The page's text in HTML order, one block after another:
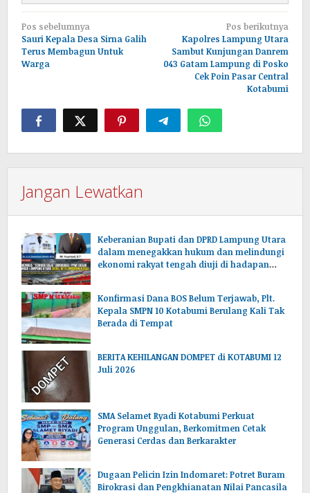
Navigasi
pos
Pos sebelumnya
Sauri Kepala Desa Sirna Galih
Terus Membagun Untuk
Warga
Pos berikutnya
Kapolres Lampung Utara
Sambut Kunjungan Danrem
043 Gatam Lampung di Posko
Cek Poin Pasar Central
Kotabumi
Jangan Lewatkan
Keberanian Bupati dan DPRD Lampung Utara
dalam menegakkan hukum dan melindungi
ekonomi rakyat tengah diuji di hadapan
Konfirmasi Dana BOS Belum Terjawab, Plt.
Kepala SMPN 10 Kotabumi Berulang Kali Tak
Berada di Tempat
BERITA KEHILANGAN DOMPET di KOTABUMI 12
Juli 2026
SMA Selamet Ryadi Kotabumi Perkuat
Program Unggulan, Berkomitmen Cetak
Generasi Cerdas dan Berkarakter
Dugaan Pelicin Izin Indomaret: Potret Buram
Birokrasi dan Pengkhianatan Nilai Pancasila